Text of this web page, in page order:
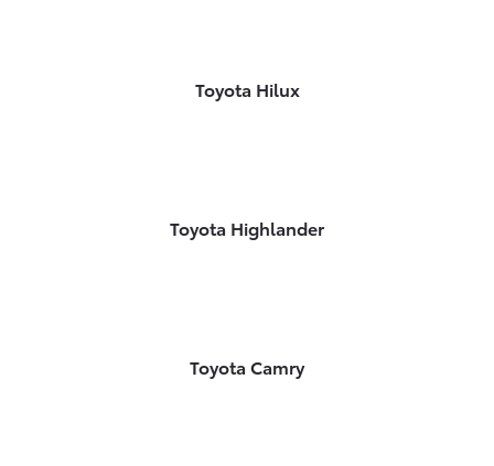
Toyota Hilux
Toyota Highlander
Toyota Camry